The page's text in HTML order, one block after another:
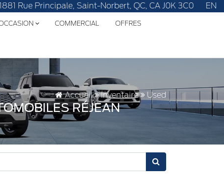
vôtre!Rue Principale, Saint-Norbert, QC, CA J0K 3C0 EN
COMMERCIAL OFFRES
Accueil Inventaire Used
RÉJEAN